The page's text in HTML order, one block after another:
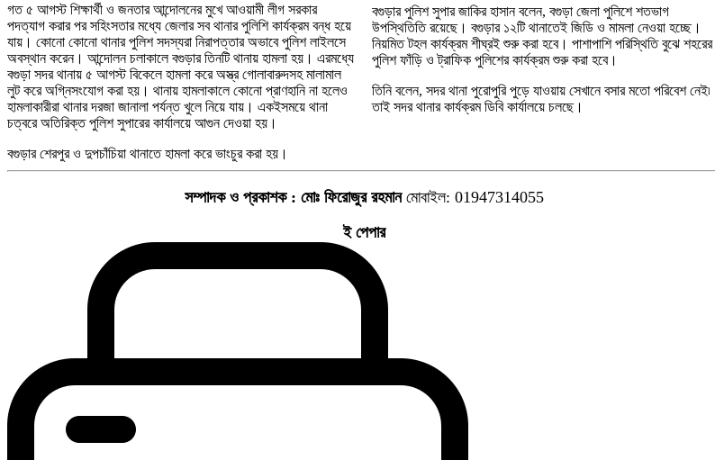
গত ৫ আগস্ট শিক্ষার্থী ও জনতার আন্দোলনের মুখে আওয়ামী লীগ সরকার
পদত্যাগ করার পর সহিংসতার মধ্যে জেলার সব থানার পুলিশি কার্যক্রম বন্ধ হয়ে
যায়। কোনো কোনো থানার পুলিশ সদস্যরা নিরাপত্তার অভাবে পুলিশ লাইলসে
অবস্থান করেন। আন্দোলন চলাকালে বগুড়ার তিনটি থানায় হামলা হয়। এরমধ্যে
বগুড়া সদর থানায় ৫ আগস্ট বিকেলে হামলা করে অস্ত্র গোলাবারুদসহ মালামাল
লুট করে অগ্নিসংযোগ করা হয়। থানায় হামলাকালে কোনো প্রাণহানি না হলেও
হামলাকারীরা থানার দরজা জানালা পর্যন্ত খুলে নিয়ে যায়। একইসময়ে থানা
চত্বরে অতিরিক্ত পুলিশ সুপারের কার্যালয়ে আগুন দেওয়া হয়।
বগুড়ার শেরপুর ও দুপচাঁচিয়া থানাতে হামলা করে ভাংচুর করা হয়।
বগুড়ার পুলিশ সুপার জাকির হাসান বলেন, বগুড়া জেলা পুলিশে শতভাগ
উপস্থিতিতি রয়েছে। বগুড়ার ১২টি থানাতেই জিডি ও মামলা নেওয়া হচ্ছে।
নিয়মিত টহল কার্যক্রম শীঘ্রই শুরু করা হবে। পাশাপাশি পরিস্থিতি বুঝে শহরের
পুলিশ ফাঁড়ি ও ট্রাফিক পুলিশের কার্যক্রম শুরু করা হবে।
তিনি বলেন, সদর থানা পুরোপুরি পুড়ে যাওয়ায় সেখানে বসার মতো পরিবেশ নেই৷
তাই সদর থানার কার্যক্রম ডিবি কার্যালয়ে চলছে।
সম্পাদক ও প্রকাশক : মোঃ ফিরোজুর রহমানমোবাইল: 01947314055
ই পেপার